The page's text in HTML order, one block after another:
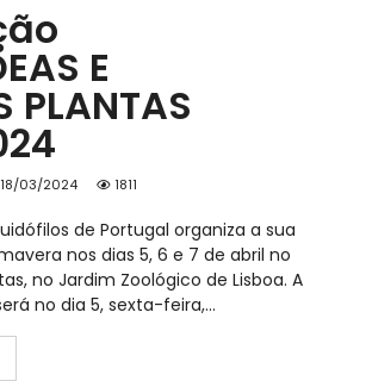
E
PLANTAS
18/03/2024 1811
de Portugal organiza a sua
nos dias 5, 6 e 7 de abril no
no Jardim Zoológico de Lisboa. A
no dia 5, sexta-feira,…